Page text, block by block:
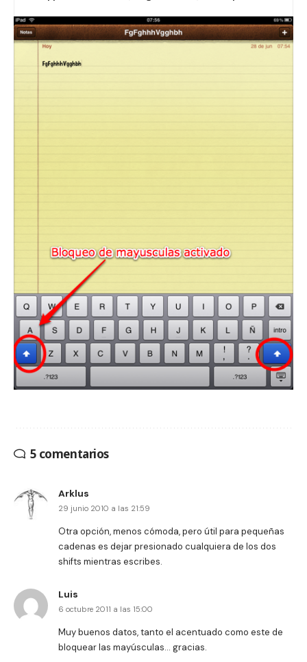
5 comentarios
Arklus
29 junio 2010 a las 21:59
Otra opción, menos cómoda, pero útil para pequeñas
cadenas es dejar presionado cualquiera de los dos
shifts mientras escribes.
Luis
6 octubre 2011 a las 15:00
Muy buenos datos, tanto el acentuado como este de
bloquear las mayúsculas… gracias.